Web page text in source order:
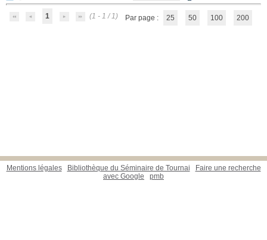
1 (1 - 1 / 1) Par page : 25 50 100 200
Mentions légales Bibliothèque du Séminaire de Tournai
Faire une recherche
avec Google
pmb